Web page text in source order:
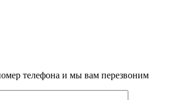
телефона и мы вам перезвоним